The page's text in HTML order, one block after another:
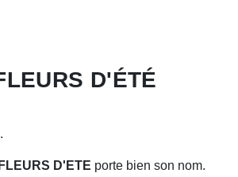
D'ÉTÉ
D'ETE porte bien son nom.